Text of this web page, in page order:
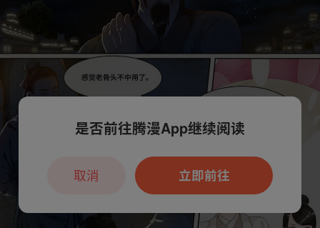
是否前往腾漫App继续阅读
立即前往
取消